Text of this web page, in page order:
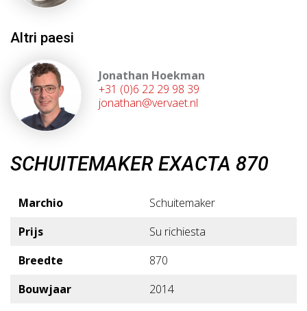
Altri paesi
Jonathan Hoekman
+31 (0)6 22 29 98 39
jonathan@vervaet.nl
SCHUITEMAKER EXACTA 870
Marchio
Schuitemaker
Prijs
Su richiesta
Breedte
870
Bouwjaar
2014